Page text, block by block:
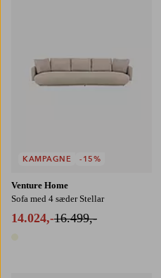
Venture Home
Sofa med 4 sæder Stellar
14.024,-16.499,-
KAMPAGNE -15%